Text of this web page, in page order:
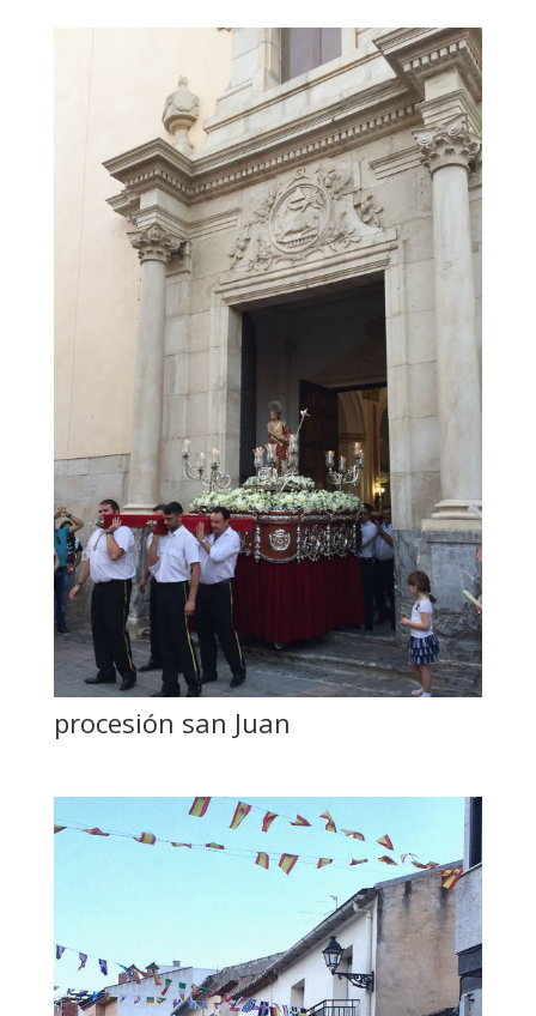
procesión san Juan